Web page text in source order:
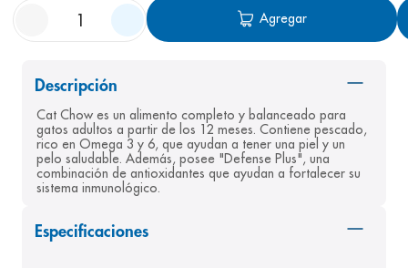
Agregar
Descripción
Cat Chow es un alimento completo y balanceado para
gatos adultos a partir de los 12 meses. Contiene pescado,
rico en Omega 3 y 6, que ayudan a tener una piel y un
pelo saludable. Además, posee "Defense Plus", una
combinación de antioxidantes que ayudan a fortalecer su
sistema inmunológico.
Especificaciones
nivea
6. bioderma
7 shampoo
8. desodorante
9. pediasure
10. panolini